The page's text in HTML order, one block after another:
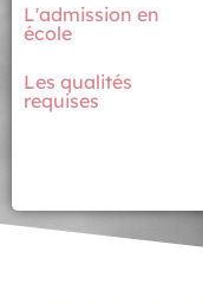
L'admission en
école
Les qualités
requises